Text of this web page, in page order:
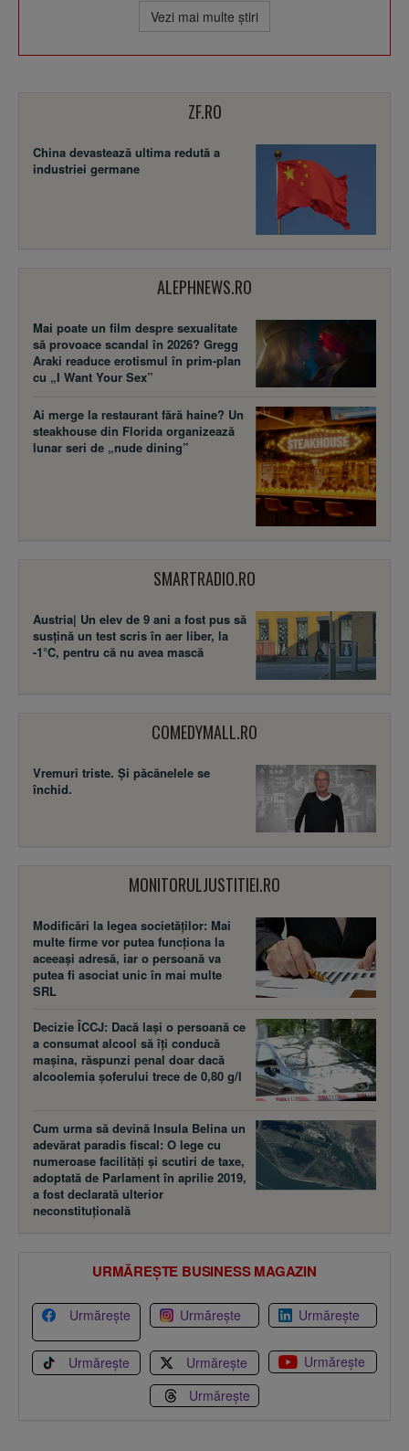
Vezi mai multe ştiri
ZF.RO
China devastează ultima redută a
industriei germane
ALEPHNEWS.RO
Mai poate un film despre sexualitate
să provoace scandal în 2026? Gregg
Araki readuce erotismul în prim-plan
cu „I Want Your Sex”
Ai merge la restaurant fără haine? Un
steakhouse din Florida organizează
lunar seri de „nude dining”
SMARTRADIO.RO
Austria| Un elev de 9 ani a fost pus să
susţină un test scris în aer liber, la
-1°C, pentru că nu avea mască
COMEDYMALL.RO
Vremuri triste. Şi păcănelele se
închid.
MONITORULJUSTITIEI.RO
Modificări la legea societăţilor: Mai
multe firme vor putea funcţiona la
aceeaşi adresă, iar o persoană va
putea fi asociat unic în mai multe
SRL
Decizie ÎCCJ: Dacă laşi o persoană ce
a consumat alcool să îţi conducă
maşina, răspunzi penal doar dacă
alcoolemia şoferului trece de 0,80 g/l
Cum urma să devină Insula Belina un
adevărat paradis fiscal: O lege cu
numeroase facilităţi şi scutiri de taxe,
adoptată de Parlament în aprilie 2019,
a fost declarată ulterior
neconstituţională
URMĂREȘTE BUSINESS MAGAZIN
Urmărește Urmărește Urmărește
Urmărește Urmărește
Urmărește
Urmărește